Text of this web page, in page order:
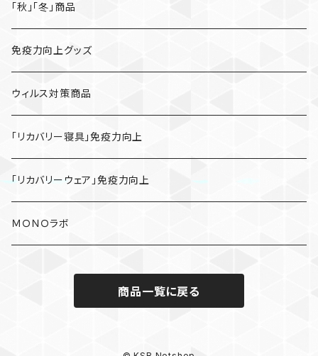
「秋」「冬」商品
免疫力向上グッズ
ウィルス対策商品
「リカバリー寝具」免疫力向上
「リカバリーウェア」免疫力向上
ＭＯＮＯラボ
商品一覧に戻る